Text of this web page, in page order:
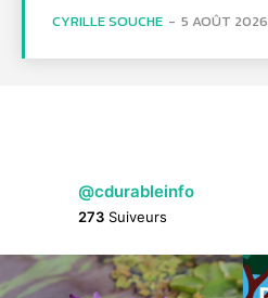
CYRILLE SOUCHE - 5 AOÛT 2026
@cdurableinfo
273 Suiveurs